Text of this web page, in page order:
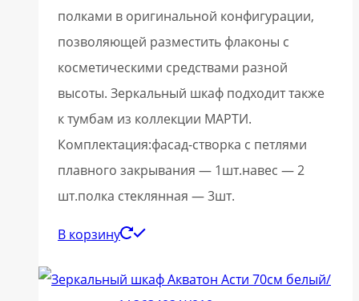
полками в оригинальной конфигурации,
позволяющей разместить флаконы с
косметическими средствами разной
высоты. Зеркальный шкаф подходит также
к тумбам из коллекции МАРТИ.
Комплектация:фасад-створка с петлями
плавного закрывания — 1шт.навес — 2
шт.полка стеклянная — 3шт.
В корзину